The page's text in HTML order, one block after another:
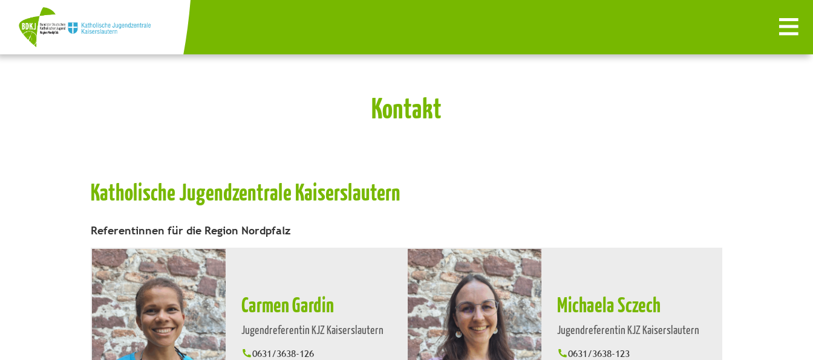
Kontakt
Katholische Jugendzentrale Kaiserslautern
Referentinnen für die Region Nordpfalz
Carmen Gardin
Jugendreferentin KJZ Kaiserslautern
0631/3638-126
Michaela Sczech
Jugendreferentin KJZ Kaiserslautern
0631/3638-123